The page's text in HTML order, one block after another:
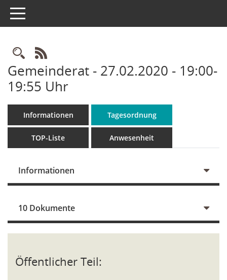
Toggle navigation
Rechercheauswahl
RSS-Feed
Gemeinderat - 27.02.2020 - 19:00-
19:55 Uhr
Informationen Tagesordnung
TOP-Liste Anwesenheit
Informationen
10 Dokumente
Öffentlicher Teil: